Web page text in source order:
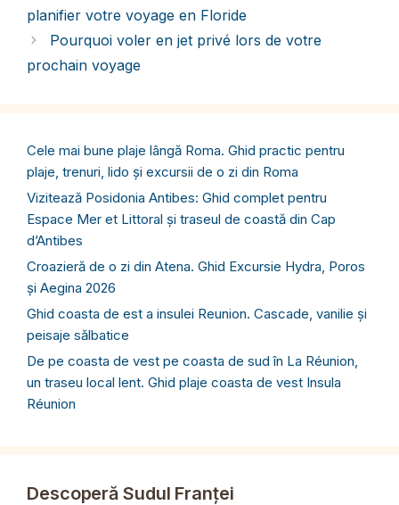
planifier votre voyage en Floride
Pourquoi voler en jet privé lors de votre
prochain voyage
Cele mai bune plaje lângă Roma. Ghid practic pentru
plaje, trenuri, lido și excursii de o zi din Roma
Vizitează Posidonia Antibes: Ghid complet pentru
Espace Mer et Littoral și traseul de coastă din Cap
d’Antibes
Croazieră de o zi din Atena. Ghid Excursie Hydra, Poros
și Aegina 2026
Ghid coasta de est a insulei Reunion. Cascade, vanilie și
peisaje sălbatice
De pe coasta de vest pe coasta de sud în La Réunion,
un traseu local lent. Ghid plaje coasta de vest Insula
Réunion
Descoperă Sudul Franței